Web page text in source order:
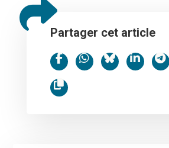
Partager cet article